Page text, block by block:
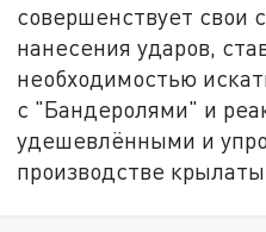
совершенствует свои
нанесения ударов,
необходимостью
с "Бандеролями" и
удешевлёнными и
производстве